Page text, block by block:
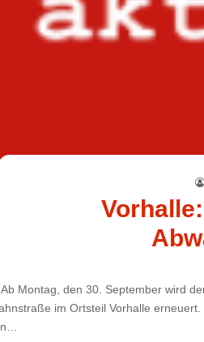
Montag, den 30. September wird
im Ortsteil Vorhalle